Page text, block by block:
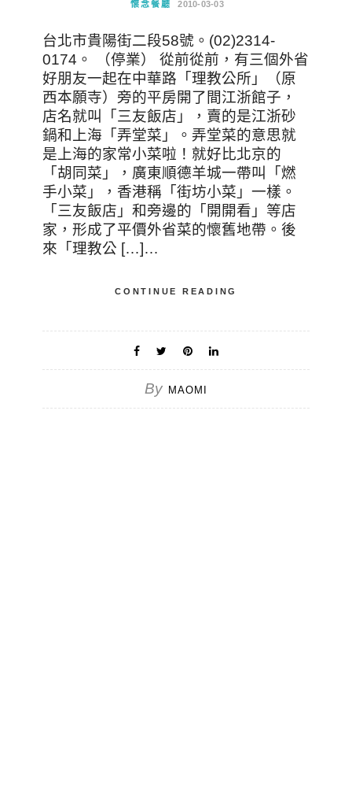
懷念餐廳 2010-03-03
台北市貴陽街二段58號。(02)2314-
0174。 （停業） 從前從前，有三個外省
好朋友一起在中華路「理教公所」（原
西本願寺）旁的平房開了間江浙館子，
店名就叫「三友飯店」，賣的是江浙砂
鍋和上海「弄堂菜」。弄堂菜的意思就
是上海的家常小菜啦！就好比北京的
「胡同菜」，廣東順德羊城一帶叫「燃
手小菜」，香港稱「街坊小菜」一樣。
「三友飯店」和旁邊的「開開看」等店
家，形成了平價外省菜的懷舊地帶。後
來「理教公 […]…
CONTINUE READING
By MAOMI